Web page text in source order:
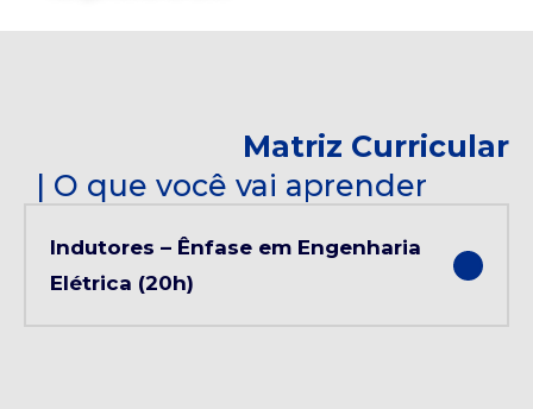
Matriz Curricular
| O que você vai aprender
Indutores – Ênfase em Engenharia
Elétrica (20h)